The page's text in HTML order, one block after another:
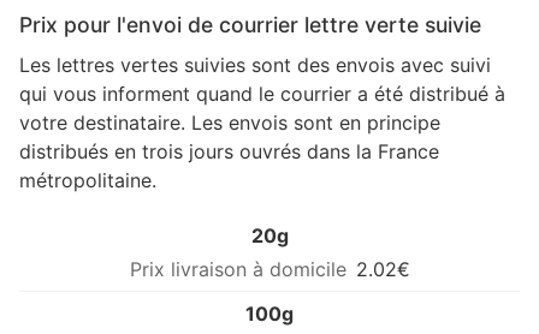
Prix pour l'envoi de courrier lettre verte suivie
Les lettres vertes suivies sont des envois avec suivi
qui vous informent quand le courrier a été distribué à
votre destinataire. Les envois sont en principe
distribués en trois jours ouvrés dans la France
métropolitaine.
20g
2.02€
100g